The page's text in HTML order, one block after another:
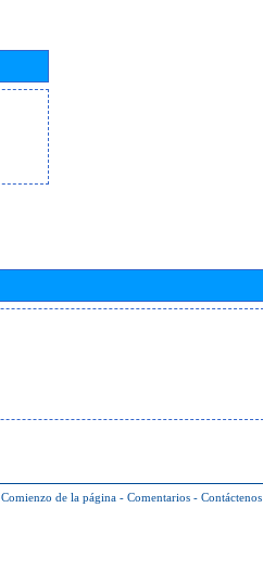
Comienzo de la página - Comentarios - Contáctenos